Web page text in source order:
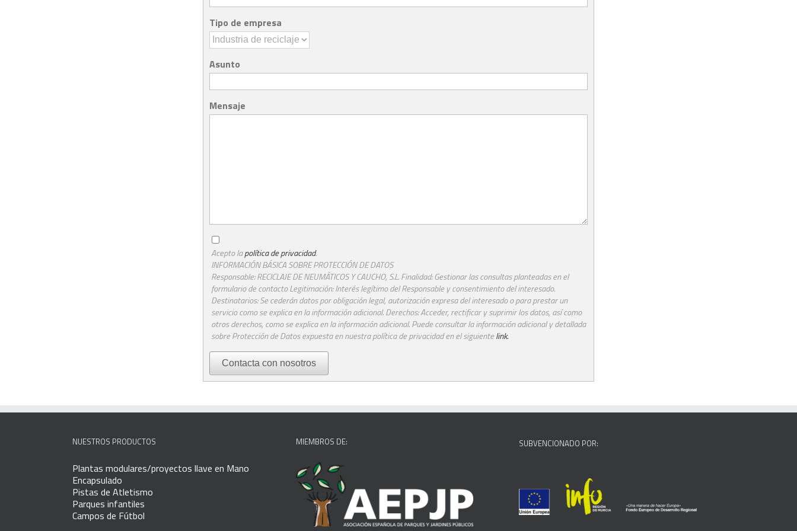
Tipo de empresa
Asunto
Mensaje
Acepto lapolítica de privacidad.
INFORMACIÓN BÁSICA SOBRE PROTECCIÓN DE DATOS
Responsable: RECICLAJE DE NEUMÁTICOS Y CAUCHO, S.L. Finalidad: Gestionar las consultas planteadas en el
formulario de contacto Legitimación: Interés legítimo del Responsable y consentimiento del interesado.
Destinatarios: Se cederán datos por obligación legal, autorización expresa del interesado o para prestar un
servicio como se explica en la información adicional. Derechos: Acceder, rectificar y suprimir los datos, así como
otros derechos, como se explica en la información adicional. Puede consultar la información adicional y detallada
sobre Protección de Datos expuesta en nuestra política de privacidad en el siguientelink.
NUESTROS PRODUCTOS
Plantas modulares/proyectos llave en Mano
Encapsulado
Pistas de Atletismo
Parques infantiles
Campos de Fútbol
MIEMBROS DE: SUBVENCIONADO POR: